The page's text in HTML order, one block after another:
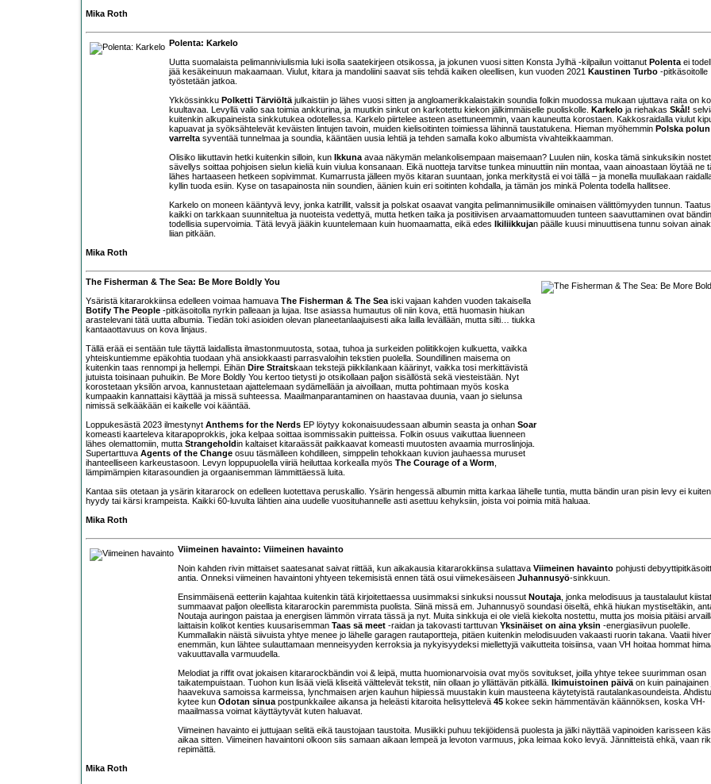
Mika Roth
Polenta: Karkelo
Uutta suomalaista pelimanniviulismia luki isolla saatekirjeen otsikossa, ja jokunen vuosi sitten Konsta Jylhä -kilpailun voittanut Polenta ei
jää kesäkeinuun makaamaan. Viulut, kitara ja mandoliini saavat siis tehdä kaiken oleellisen, kun vuoden 2021 Kaustinen Turbo -pitkäsoitolle
työstetään jatkoa.
Ykkössinkku Polketti Tärviöltä julkaistiin jo lähes vuosi sitten ja angloamerikkalaistakin soundia folkin muodossa mukaan ujuttava raita on
kuultavaa. Levyllä valio saa toimia ankkurina, ja muutkin sinkut on karkotettu kiekon jälkimmäiselle puoliskolle. Karkelo ja riehakas Skål!
kuitenkin alkupaineista sinkkutukea odotellessa. Karkelo piirtelee asteen asettuneemmin, vaan kauneutta korostaen. Kakkosraidalla viulut
kapuavat ja syöksähtelevät keväisten lintujen tavoin, muiden kielisoitinten toimiessa lähinnä taustatukena. Hieman myöhemmin Polska polun
varrelta syventää tunnelmaa ja soundia, kääntäen uusia lehtiä ja tehden samalla koko albumista vivahteikkaamman.
Olisiko liikuttavin hetki kuitenkin silloin, kun Ikkuna avaa näkymän melankolisempaan maisemaan? Luulen niin, koska tämä sinkuksikin
sävellys soittaa pohjoisen sielun kieliä kuin viulua konsanaan. Eikä nuotteja tarvitse tunkea minuuttiin niin montaa, vaan ainoastaan löytää ne
lähes hartaaseen hetkeen sopivimmat. Kumarrusta jälleen myös kitaran suuntaan, jonka merkitystä ei voi tällä – ja monella muullakaan
kyllin tuoda esiin. Kyse on tasapainosta niin soundien, äänien kuin eri soitinten kohdalla, ja tämän jos minkä Polenta todella hallitsee.
Karkelo on moneen kääntyvä levy, jonka katrillit, valssit ja polskat osaavat vangita pelimannimusiikille ominaisen välittömyyden tunnun.
kaikki on tarkkaan suunniteltua ja nuoteista vedettyä, mutta hetken taika ja positiivisen arvaamattomuuden tunteen saavuttaminen ovat bändin
todellisia supervoimia. Tätä levyä jääkin kuuntelemaan kuin huomaamatta, eikä edes Ikiliikkujan päälle kuusi minuuttisena tunnu soivan
liian pitkään.
Mika Roth
The Fisherman & The Sea: Be More Boldly You
Ysäristä kitararokkiinsa edelleen voimaa hamuava The Fisherman & The Sea iski vajaan kahden vuoden takaisella
Botify The People -pitkäsoitolla nyrkin palleaan ja lujaa. Itse asiassa humautus oli niin kova, että huomasin hiukan
arastelevani tätä uutta albumia. Tiedän toki asioiden olevan planeetanlaajuisesti aika lailla levällään, mutta silti… tiukka
kantaaottavuus on kova linjaus.
Tällä erää ei sentään tule täyttä laidallista ilmastonmuutosta, sotaa, tuhoa ja surkeiden poliitikkojen kulkuetta, vaikka
yhteiskuntiemme epäkohtia tuodaan yhä ansiokkaasti parrasvaloihin tekstien puolella. Soundillinen maisema on
kuitenkin taas rennompi ja hellempi. Eihän Dire Straitskaan tekstejä piikkilankaan käärinyt, vaikka tosi merkittävistä
jutuista toisinaan puhuikin. Be More Boldly You kertoo tietysti jo otsikollaan paljon sisällöstä sekä viesteistään. Nyt
korostetaan yksilön arvoa, kannustetaan ajattelemaan sydämellään ja aivoillaan, mutta pohtimaan myös koska
kumpaakin kannattaisi käyttää ja missä suhteessa. Maailmanparantaminen on haastavaa duunia, vaan jo sielunsa
nimissä selkääkään ei kaikelle voi kääntää.
Loppukesästä 2023 ilmestynyt Anthems for the Nerds EP löytyy kokonaisuudessaan albumin seasta ja onhan Soar
komeasti kaarteleva kitarapoprokkis, joka kelpaa soittaa isommissakin puitteissa. Folkin osuus vaikuttaa liuenneen
lähes olemattomiin, mutta Strangeholdin kaltaiset kitaraässät paikkaavat komeasti muutosten avaamia murroslinjoja.
Supertarttuva Agents of the Change osuu täsmälleen kohdilleen, simppelin tehokkaan kuvion jauhaessa muruset
ihanteelliseen karkeustasoon. Levyn loppupuolella viiriä heiluttaa korkealla myös The Courage of a Worm
lämpimämpien kitarasoundien ja orgaanisemman lämmittäessä luita.
Kantaa siis otetaan ja ysärin kitararock on edelleen luotettava peruskallio. Ysärin hengessä albumin mitta karkaa lähelle tuntia, mutta bändin uran pisin levy ei
hyydy tai kärsi krampeista. Kaikki 60-luvulta lähtien aina uudelle vuosituhannelle asti asettuu kehyksiin, joista voi poimia mitä haluaa.
Mika Roth
Viimeinen havainto: Viimeinen havainto
Noin kahden rivin mittaiset saatesanat saivat riittää, kun aikakausia kitararokkiinsa sulattava Viimeinen havainto pohjusti
antia. Onneksi viimeinen havaintoni yhtyeen tekemisistä ennen tätä osui viimekesäiseen Juhannusyö-sinkkuun.
Ensimmäisenä eetteriin kajahtaa kuitenkin tätä kirjoitettaessa uusimmaksi sinkuksi noussut Noutaja , jonka melodisuus ja taustalaulut
summaavat paljon oleellista kitararockin paremmista puolista. Siinä missä em. Juhannusyö soundasi öiseltä, ehkä hiukan mystiseltäkin,
Noutaja auringon paistaa ja energisen lämmön virrata tässä ja nyt. Muita sinkkuja ei ole vielä kiekolta nostettu, mutta jos moisia pitäisi
laittaisin kolikot kenties kuusarisemman Taas sä meet -raidan ja takovasti tarttuvan Yksinäiset on aina yksin -energiasiivun puolelle.
Kummallakin näistä siivuista yhtye menee jo lähelle garagen rautaportteja, pitäen kuitenkin melodisuuden vakaasti ruorin takana. Vaatii
enemmän, kun lähtee sulauttamaan menneisyyden kerroksia ja nykyisyydeksi miellettyjä vaikutteita toisiinsa, vaan VH hoitaa hommat
vakuuttavalla varmuudella.
Melodiat ja riffit ovat jokaisen kitararockbändin voi & leipä, mutta huomionarvoisia ovat myös sovitukset, joilla yhtye tekee suurimman osan
taikatempuistaan. Tuohon kun lisää vielä kliseitä välttelevät tekstit, niin ollaan jo yllättävän pitkällä. Ikimuistoinen päivä on kuin painajainen
haavekuva samoissa karmeissa, lynchmaisen arjen kauhun hiipiessä muustakin kuin mausteena käytetyistä rautalankasoundeista.
kytee kun Odotan sinua postpunkkailee aikansa ja heleästi kitaroita helisyttelevä 45 kokee sekin hämmentävän käännöksen, koska VH-
maailmassa voimat käyttäytyvät kuten haluavat.
Viimeinen havainto ei juttujaan selitä eikä taustojaan taustoita. Musiikki puhuu tekijöidensä puolesta ja jälki näyttää vapinoiden karisseen
aikaa sitten. Viimeinen havaintoni olkoon siis samaan aikaan lempeä ja levoton varmuus, joka leimaa koko levyä. Jännitteistä ehkä, vaan
repimättä.
Mika Roth